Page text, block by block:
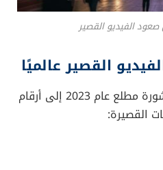
هذا الاتجاه، حيث مزجت
سرعان ما استقطبت
حول العالم، مما دفع شركات
الدخول في المنافسة، ومن
ويوتيوب بإطلاق “شورتس”